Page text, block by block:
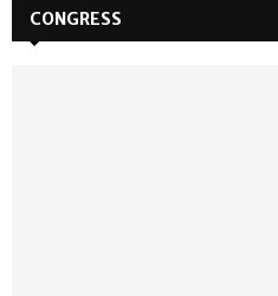
CONGRESS